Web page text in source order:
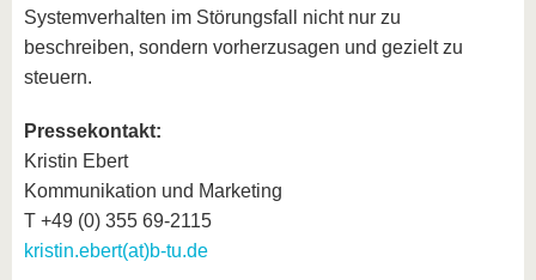
Systemverhalten im Störungsfall nicht nur zu
beschreiben, sondern vorherzusagen und gezielt zu
steuern.
Pressekontakt:
Kristin Ebert
Kommunikation und Marketing
T +49 (0) 355 69-2115
kristin.ebert(at)b-tu.de